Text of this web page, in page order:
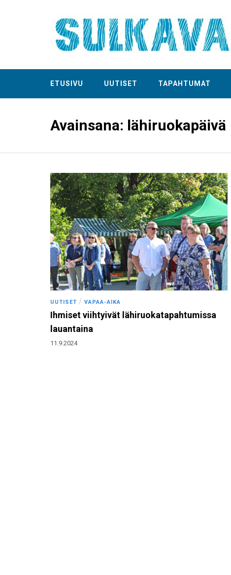
ETUSIVU UUTISET TAPAHTUMAT
Avainsana: lähiruokapäivä
UUTISET / VAPAA-AIKA
Ihmiset viihtyivät lähiruokatapahtumissa
lauantaina
11.9.2024